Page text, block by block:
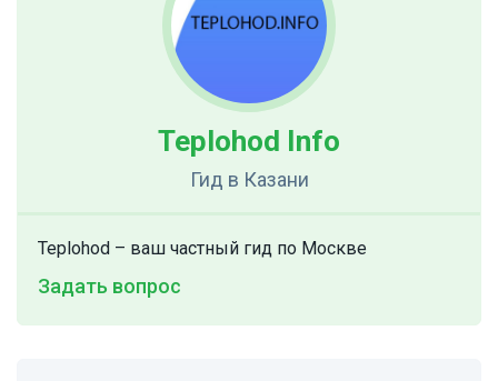
Teplohod Info
Гид в Казани
Teplohod – ваш частный гид по Москве
Задать вопрос